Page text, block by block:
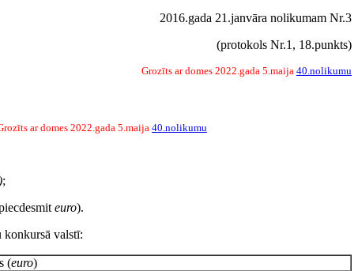
2016.gada 21.janvāra nolikumam Nr.3
(protokols Nr.1, 18.punkts)
Grozīts ar domes 2022.gada 5.maija 40.nolikumu
ar domes 2022.gada 5.maija40.nolikumu
;
euro).
konkursā valstī:
(euro)